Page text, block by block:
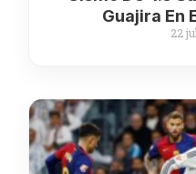
Guajira En
22